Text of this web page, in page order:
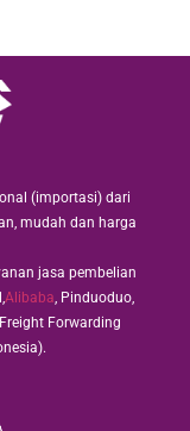
(importasi) dari
mudah dan harga
jasa pembelian
Alibaba, Pinduoduo,
Forwarding